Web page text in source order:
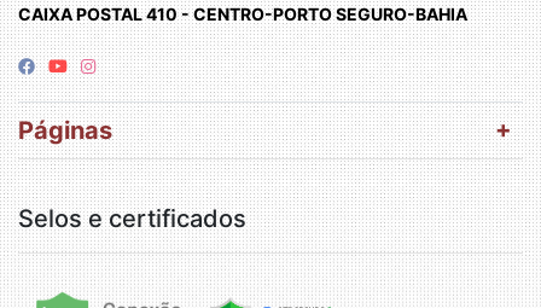
CAIXA POSTAL 410 - CENTRO-PORTO SEGURO-BAHIA
Páginas
Selos e certificados